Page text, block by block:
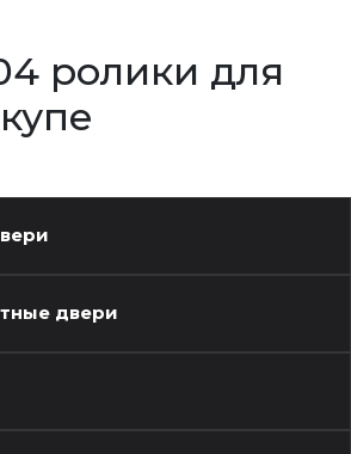
ролики для
двери